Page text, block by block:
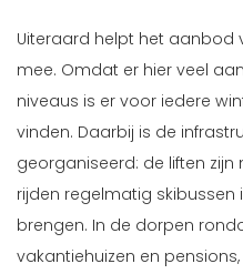
Uiteraard helpt het aanbod
mee. Omdat er hier veel
niveaus is er voor iedere
vinden. Daarbij is de
georganiseerd: de liften
rijden regelmatig skibussen
brengen. In de dorpen
vakantiehuizen en